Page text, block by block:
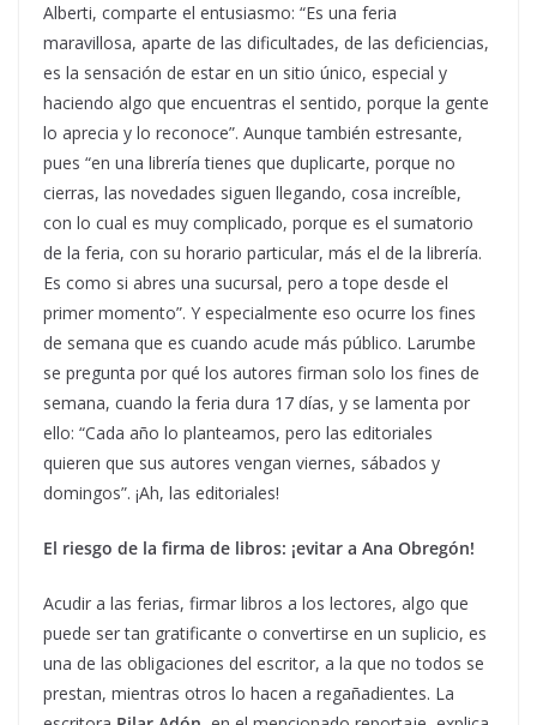
Alberti, comparte el entusiasmo: “Es una feria
maravillosa, aparte de las dificultades, de las deficiencias,
es la sensación de estar en un sitio único, especial y
haciendo algo que encuentras el sentido, porque la gente
lo aprecia y lo reconoce”. Aunque también estresante,
pues “en una librería tienes que duplicarte, porque no
cierras, las novedades siguen llegando, cosa increíble,
con lo cual es muy complicado, porque es el sumatorio
de la feria, con su horario particular, más el de la librería.
Es como si abres una sucursal, pero a tope desde el
primer momento”. Y especialmente eso ocurre los fines
de semana que es cuando acude más público. Larumbe
se pregunta por qué los autores firman solo los fines de
semana, cuando la feria dura 17 días, y se lamenta por
ello: “Cada año lo planteamos, pero las editoriales
quieren que sus autores vengan viernes, sábados y
domingos”. ¡Ah, las editoriales!
El riesgo de la firma de libros: ¡evitar a Ana Obregón!
Acudir a las ferias, firmar libros a los lectores, algo que
puede ser tan gratificante o convertirse en un suplicio, es
una de las obligaciones del escritor, a la que no todos se
prestan, mientras otros lo hacen a regañadientes. La